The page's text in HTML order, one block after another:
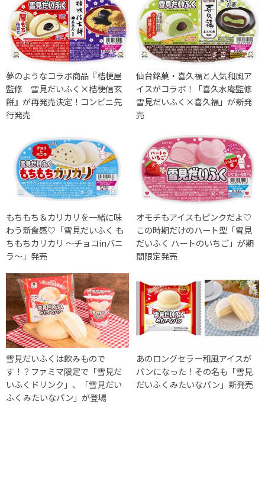
夢のようなコラボ商品『桔梗屋
監修 雪見だいふく×桔梗信玄
餅』が再発売決定！コンビニ先
行発売
仙台銘菓・喜久福と人気和風ア
イスがコラボ！「喜久水庵監修
雪見だいふく×喜久福」が新発
売
もちもち＆カリカリを一緒に味
わう新食感♡「雪見だいふく も
ちもちカリカリ ～チョコinバニ
ラ～」発売
オモチもアイスもピンクだよ♡
この時期だけのハート型「雪見
だいふく ハートのいちご」が期
間限定発売
雪見だいふくは飲みもので
す！？ファミマ限定で「雪見だ
いふくドリンク」、「雪見だい
ふくみたいなパン」が登場
あのロングセラー和風アイスが
パンになった！その名も「雪見
だいふくみたいなパン」新発売